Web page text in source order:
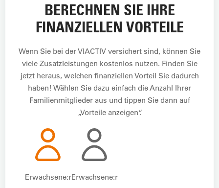
BERECHNEN SIE IHRE
FINANZIELLEN VORTEILE
Wenn Sie bei der VIACTIV versichert sind, können Sie
viele Zusatzleistungen kostenlos nutzen. Finden Sie
jetzt heraus, welchen finanziellen Vorteil Sie dadurch
haben! Wählen Sie dazu einfach die Anzahl Ihrer
Familienmitglieder aus und tippen Sie dann auf
„Vorteile anzeigen“.
Erwachsene:rErwachsene:r